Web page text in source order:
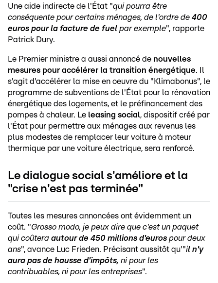
Une aide indirecte de l'État "qui pourra être
conséquente pour certains ménages, de l'ordre de 400
euros pour la facture de fuel par exemple", rapporte
Patrick Dury.
Le Premier ministre a aussi annoncé de nouvelles
mesures pour accélérer la transition énergétique. Il
s'agit d'accélérer la mise en oeuvre du "Klimabonus", le
programme de subventions de l'État pour la rénovation
énergétique des logements, et le préfinancement des
pompes à chaleur. Le leasing social, dispositif créé par
l'État pour permettre aux ménages aux revenus les
plus modestes de remplacer leur voiture à moteur
thermique par une voiture électrique, sera renforcé.
Le dialogue social s'améliore et la
"crise n'est pas terminée"
Toutes les mesures annoncées ont évidemment un
coût. "Grosso modo, je peux dire que c'est un paquet
qui coûtera autour de 450 millions d'euros pour deux
ans", avance Luc Frieden. Précisant aussitôt qu'"il n'y
aura pas de hausse d'impôts, ni pour les
contribuables, ni pour les entreprises".